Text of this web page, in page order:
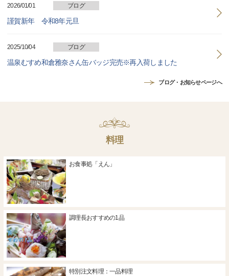
2026/01/01 ブログ
謹賀新年 令和8年元旦
2025/10/04 ブログ
温泉むすめ和倉雅奈さん缶バッジ完売※再入荷しました
ブログ・お知らせページへ
料理
お食事処「えん」
調理長おすすめの1品
特別注文料理：一品料理